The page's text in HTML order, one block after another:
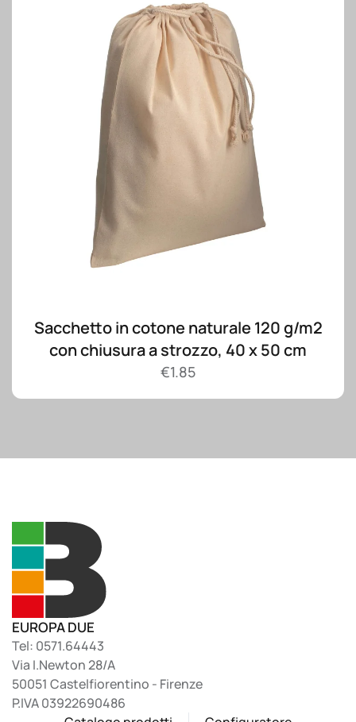
Sacchetto in cotone naturale 120 g/m2
con chiusura a strozzo, 40 x 50 cm
€1.85
EUROPA DUE
Tel: 0571.64443
Via I.Newton 28/A
50051 Castelfiorentino - Firenze
P.IVA 03922690486